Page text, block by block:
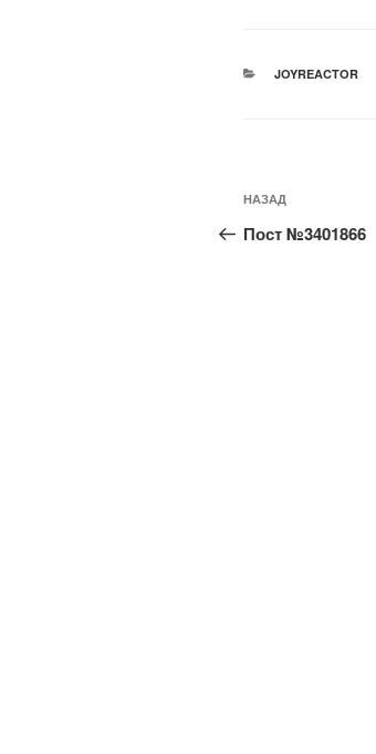
РУБРИКИ
JOYREACTOR
Навигация
по
Предыдущая
запись:
НАЗАД
Пост №3401866